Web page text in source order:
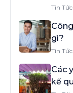
Tin Tức
gì?
Tin Tức
Các
kế